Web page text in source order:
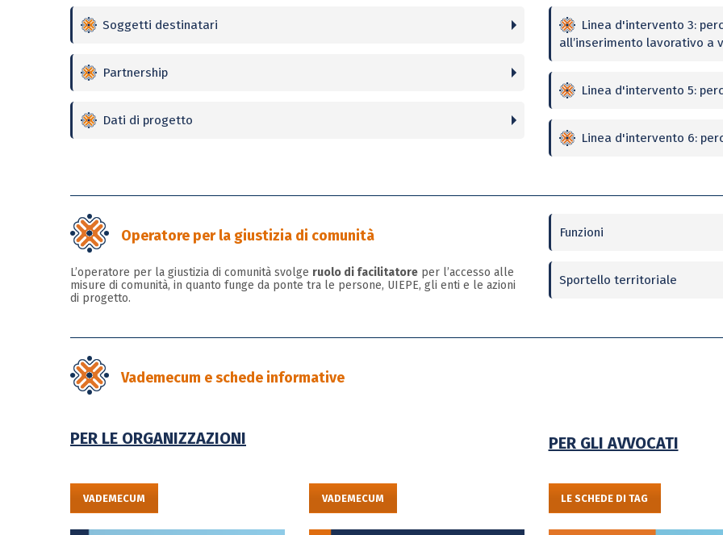
Soggetti destinatari
Partnership
Dati di progetto
Linea d'intervento 3:
all’inserimento lavorativo a
Linea d'intervento 5:
Linea d'intervento 6:
Operatore per la giustizia di comunità
L’operatore per la giustizia di comunità svolge ruolo di facilitatore per l’accesso alle
misure di comunità, in quanto funge da ponte tra le persone, UIEPE, gli enti e le azioni
di progetto.
Funzioni
Sportello territoriale
Vademecum e schede informative
PER LE ORGANIZZAZIONI PER GLI AVVOCATI
VADEMECUM VADEMECUM LE SCHEDE DI TAG